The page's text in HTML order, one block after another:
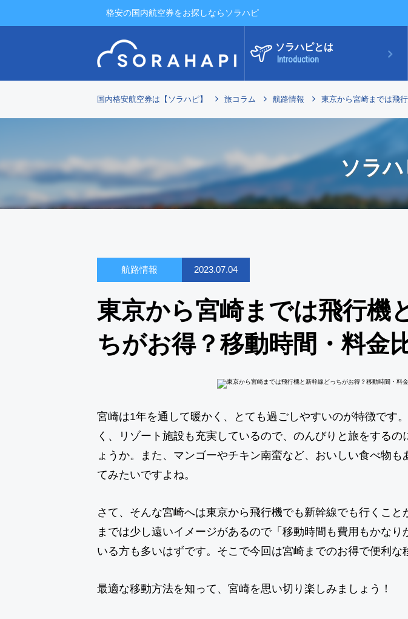
格安の国内航空券をお探しならソラハピ
ソラハピとは
Introduction
国内格安航空券は【ソラハピ】 旅コラム 航路情報 東京から宮崎までは飛
ソラ
航路情報 2023.07.04
東京から宮崎までは飛行機
ちがお得？移動時間・料金
宮崎は1年を通して暖かく、とても過ごしやすいのが特徴です
く、リゾート施設も充実しているので、のんびりと旅をするの
ょうか。また、マンゴーやチキン南蛮など、おいしい食べ物
てみたいですよね。
さて、そんな宮崎へは東京から飛行機でも新幹線でも行くこと
までは少し遠いイメージがあるので「移動時間も費用もかなり
いる方も多いはずです。そこで今回は宮崎までのお得で便利な
最適な移動方法を知って、宮崎を思い切り楽しみましょう！